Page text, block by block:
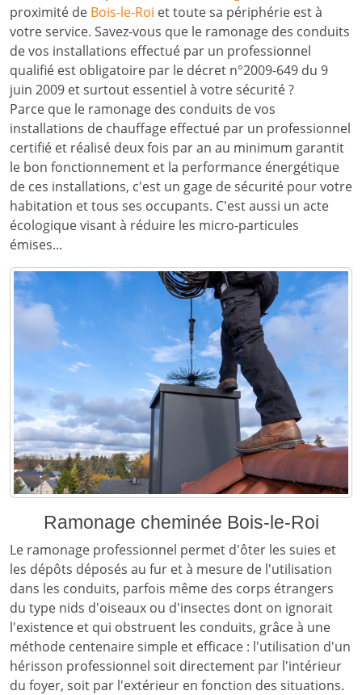
proximité de Bois-le-Roi et toute sa périphérie est à
votre service. Savez-vous que le ramonage des conduits
de vos installations effectué par un professionnel
qualifié est obligatoire par le décret n°2009-649 du 9
juin 2009 et surtout essentiel à votre sécurité ?
Parce que le ramonage des conduits de vos
installations de chauffage effectué par un professionnel
certifié et réalisé deux fois par an au minimum garantit
le bon fonctionnement et la performance énergétique
de ces installations, c'est un gage de sécurité pour votre
habitation et tous ses occupants. C'est aussi un acte
écologique visant à réduire les micro-particules
émises...
Ramonage cheminée Bois-le-Roi
Le ramonage professionnel permet d'ôter les suies et
les dépôts déposés au fur et à mesure de l'utilisation
dans les conduits, parfois même des corps étrangers
du type nids d'oiseaux ou d'insectes dont on ignorait
l'existence et qui obstruent les conduits, grâce à une
méthode centenaire simple et efficace : l'utilisation d'un
hérisson professionnel soit directement par l'intérieur
du foyer, soit par l'extérieur en fonction des situations.